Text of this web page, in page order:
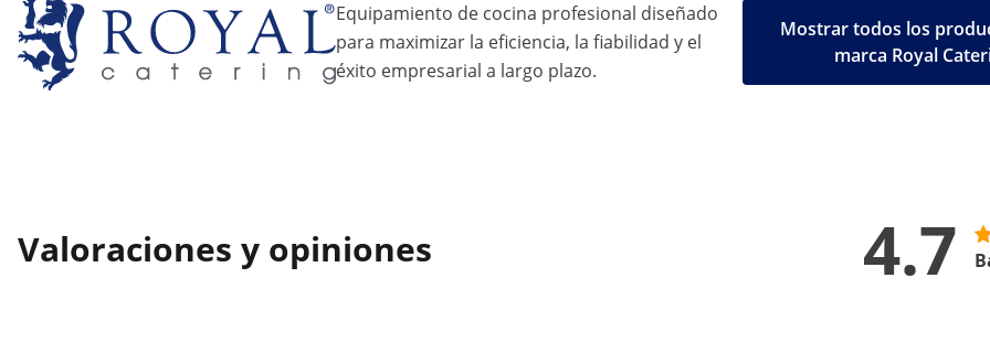
Equipamiento de cocina profesional diseñado
para maximizar la eficiencia, la fiabilidad y el
éxito empresarial a largo plazo.
Mostrar todos los
marca Royal
Valoraciones y opiniones 4.7